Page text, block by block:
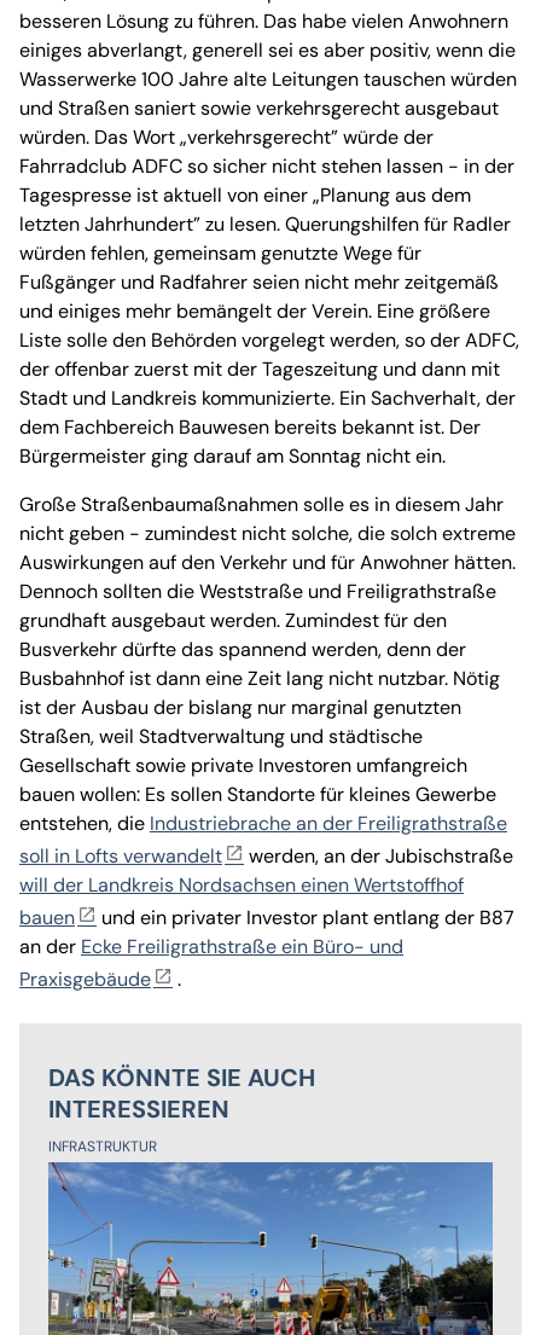
besseren Lösung zu führen. Das habe vielen Anwohnern
einiges abverlangt, generell sei es aber positiv, wenn die
Wasserwerke 100 Jahre alte Leitungen tauschen würden
und Straßen saniert sowie verkehrsgerecht ausgebaut
würden. Das Wort „verkehrsgerecht” würde der
Fahrradclub ADFC so sicher nicht stehen lassen - in der
Tagespresse ist aktuell von einer „Planung aus dem
letzten Jahrhundert” zu lesen. Querungshilfen für Radler
würden fehlen, gemeinsam genutzte Wege für
Fußgänger und Radfahrer seien nicht mehr zeitgemäß
und einiges mehr bemängelt der Verein. Eine größere
Liste solle den Behörden vorgelegt werden, so der ADFC,
der offenbar zuerst mit der Tageszeitung und dann mit
Stadt und Landkreis kommunizierte. Ein Sachverhalt, der
dem Fachbereich Bauwesen bereits bekannt ist. Der
Bürgermeister ging darauf am Sonntag nicht ein.
Große Straßenbaumaßnahmen solle es in diesem Jahr
nicht geben - zumindest nicht solche, die solch extreme
Auswirkungen auf den Verkehr und für Anwohner hätten.
Dennoch sollten die Weststraße und Freiligrathstraße
grundhaft ausgebaut werden. Zumindest für den
Busverkehr dürfte das spannend werden, denn der
Busbahnhof ist dann eine Zeit lang nicht nutzbar. Nötig
ist der Ausbau der bislang nur marginal genutzten
Straßen, weil Stadtverwaltung und städtische
Gesellschaft sowie private Investoren umfangreich
bauen wollen: Es sollen Standorte für kleines Gewerbe
entstehen, die Industriebrache an der Freiligrathstraße
soll in Lofts verwandelt
werden, an der Jubischstraße
will der Landkreis Nordsachsen einen Wertstoffhof
bauen
und ein privater Investor plant entlang der B87
an der Ecke Freiligrathstraße ein Büro- und
Praxisgebäude
.
DAS KÖNNTE SIE AUCH
INTERESSIEREN
INFRASTRUKTUR